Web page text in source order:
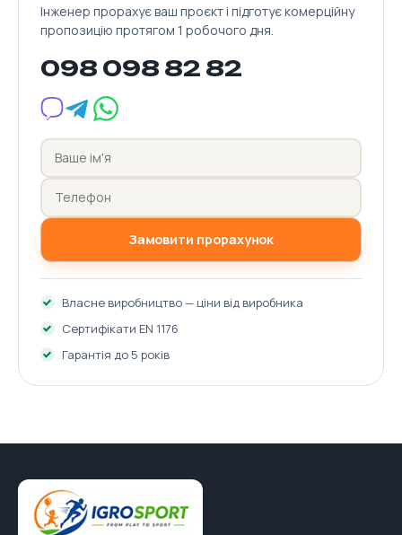
Інженер прорахує ваш проєкт і підготує комерційну
пропозицію протягом 1 робочого дня.
098 098 82 82
Замовити прорахунок
Власне виробництво — ціни від виробника
Сертифікати EN 1176
Гарантія до 5 років